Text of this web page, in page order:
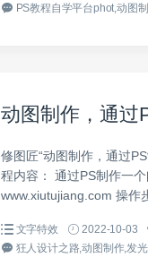
PS教程自学平台phot,动图
动图制作，通过
修图匠“动图制作，通过
程内容： 通过PS制作一
www.xiutujiang.com 操作
文字特效 2022-10-03
狂人设计之路,动图制作,发